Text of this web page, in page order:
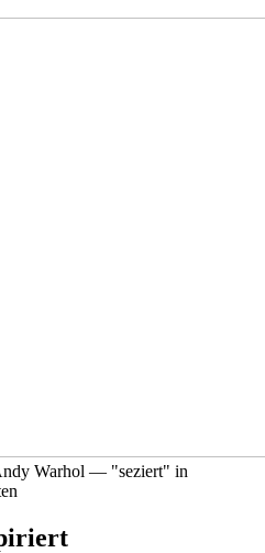
Warhol — "seziert" in